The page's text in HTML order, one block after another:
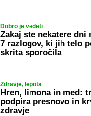
Dobro je vedeti
Zakaj ste nekatere dni
7 razlogov, ki jih telo
skrita sporočila
Zdravje, lepota
Hren, limona in med:
podpira presnovo in
zdravje